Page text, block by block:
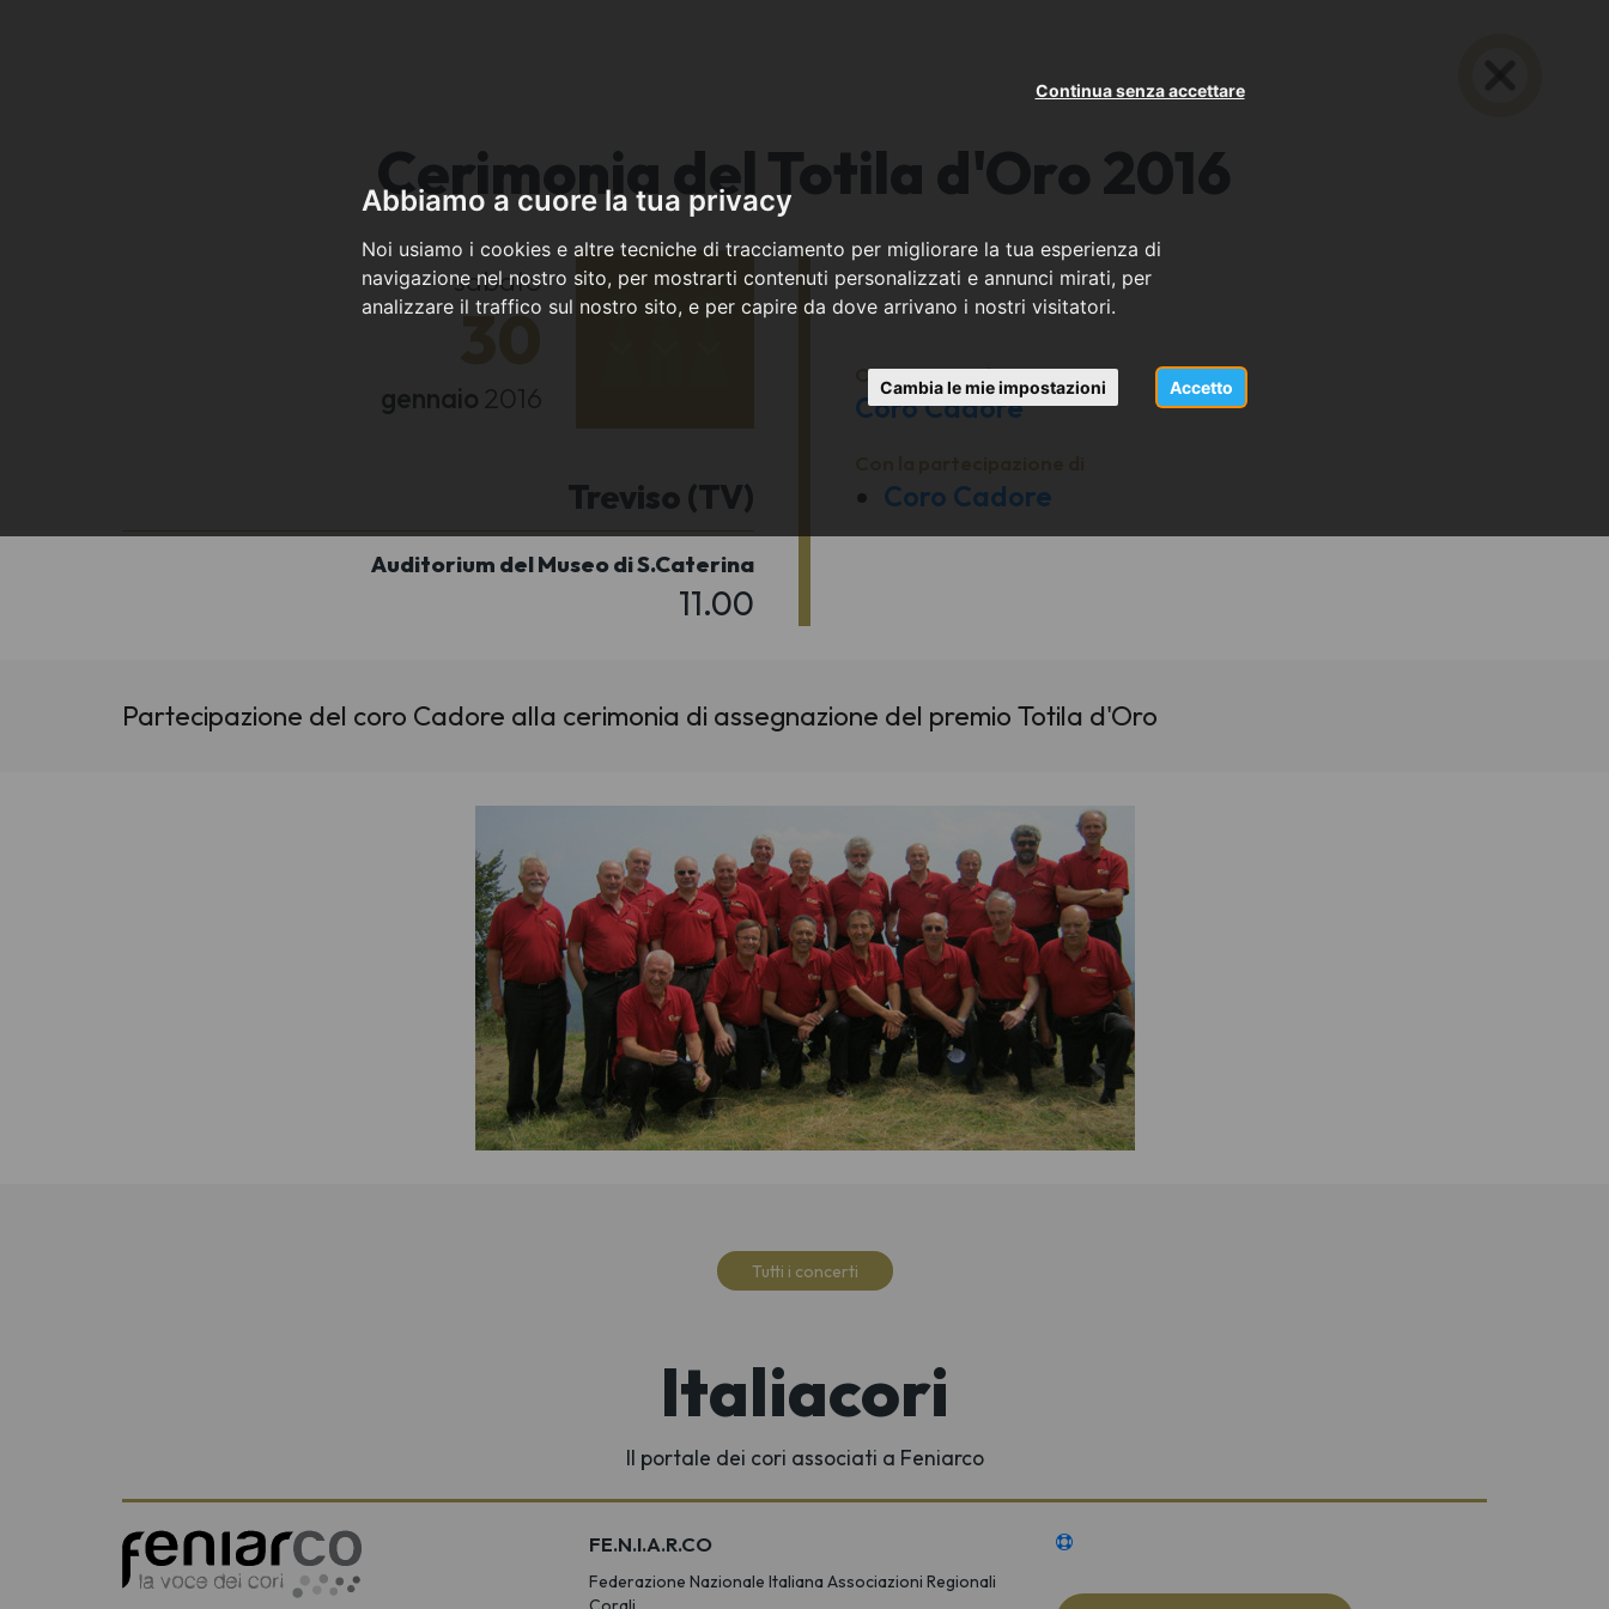
Abbiamo a cuore la tua privacy
Noi usiamo i cookies e altre tecniche di tracciamento per migliorare la tua esperienza di
navigazione nel nostro sito, per mostrarti contenuti personalizzati e annunci mirati, per
analizzare il traffico sul nostro sito, e per capire da dove arrivano i nostri visitatori.
Accetto
Continua senza accettare
Cambia le mie impostazioni
Cerimonia del Totila d'Oro 2016
sabato
30
gennaio 2016
Treviso (TV)
Auditorium del Museo di S.Caterina
11.00
Organizzato da
Coro Cadore
Coro Cadore
Partecipazione del coro Cadore alla cerimonia di assegnazione del premio Totila d'Oro
Tutti i concerti
Italiacori
Il portale dei cori associati a Feniarco
FE.N.I.A.R.CO
Federazione Nazionale Italiana Associazioni Regionali